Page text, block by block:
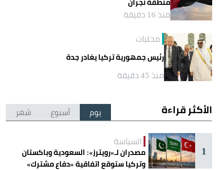
منذ 16 دقيقة
محليات
رئيس جمهورية تركيا يغادر جدة
منذ 45 دقيقة
الأكثر قراءة يوم أسبوع شهر
1
السياسة
مصدران لـ«رويترز»: السعودية وباكستان
وتركيا ستوقع اتفاقية «دفاع مشترك»